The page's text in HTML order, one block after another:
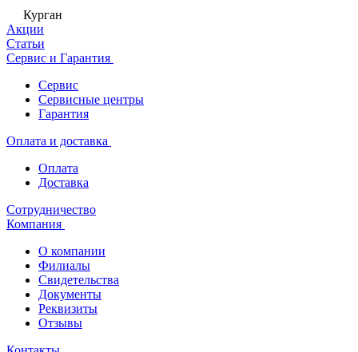
Курган
Акции
Статьи
Сервис и Гарантия
Сервис
Сервисные центры
Гарантия
Оплата и доставка
Оплата
Доставка
Сотрудничество
Компания
О компании
Филиалы
Свидетельства
Документы
Реквизиты
Отзывы